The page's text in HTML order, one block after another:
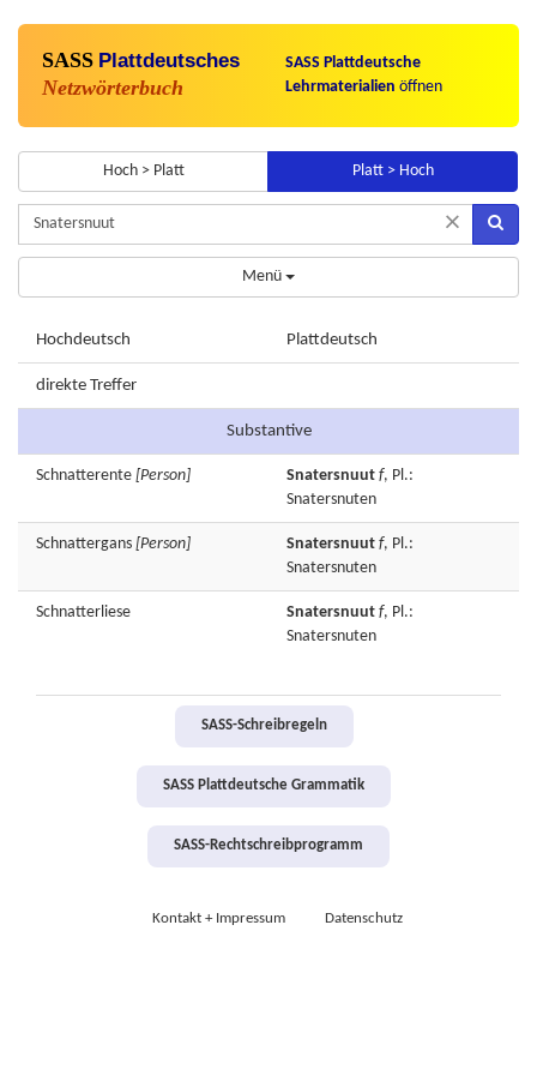
SASS Plattdeutsches
Netzwörterbuch
SASS Plattdeutsche
Lehrmaterialien öffnen
Hoch > Platt Platt > Hoch
×
Menü
Hochdeutsch Plattdeutsch
direkte Treffer
Substantive
Schnatterente [Person] Snatersnuut f, Pl.:
Snatersnuten
Schnattergans [Person] Snatersnuut f, Pl.:
Snatersnuten
Schnatterliese Snatersnuut f, Pl.:
Snatersnuten
SASS-Schreibregeln
SASS Plattdeutsche Grammatik
SASS-Rechtschreibprogramm
Kontakt + Impressum Datenschutz